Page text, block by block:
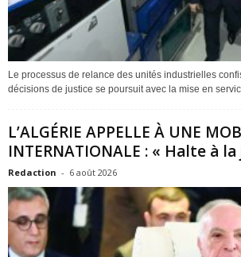
Le processus de relance des unités industrielles
décisions de justice se poursuit avec la mise en
L’ALGÉRIE APPELLE À UNE
INTERNATIONALE : « Halte à
Redaction - 6 août 2026